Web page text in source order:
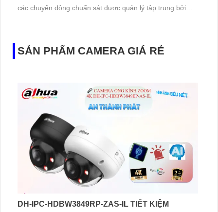
các chuyển động chuẩn sát được quản lý tập trung bởi
SẢN PHẨM CAMERA GIÁ RẺ
DH-IPC-HDBW3849RP-ZAS-IL TIẾT KIỆM